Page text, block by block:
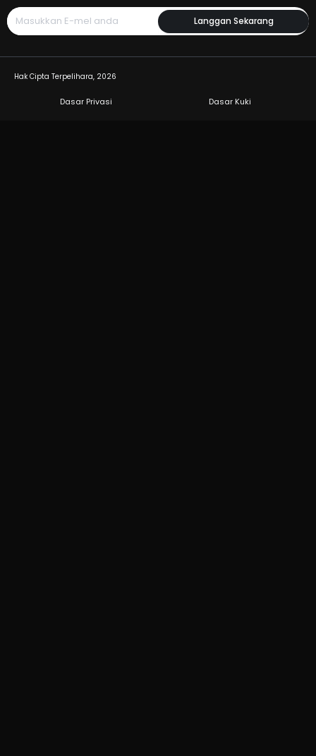
Langgan Sekarang
Hak Cipta Terpelihara, 2026
Dasar Privasi Dasar Kuki